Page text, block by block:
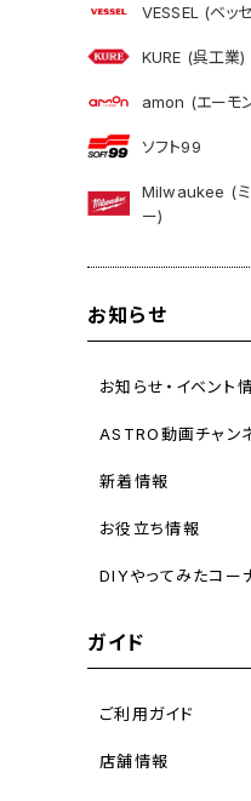
VESSEL (ベッ
KURE (呉工業)
amon (エーモ
ソフト99
Milwaukee (
ー)
お知らせ
お知らせ・イベント
ASTRO動画チャン
新着情報
お役立ち情報
DIYやってみたコー
ガイド
ご利用ガイド
店舗情報